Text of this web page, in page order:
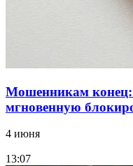
Мошенникам конец:
мгновенную
4 июня
13:07